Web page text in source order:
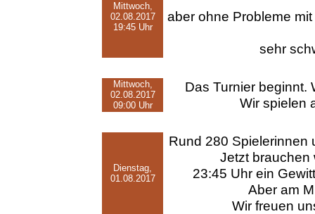
Mittwoch,
02.08.2017
19:45 Uhr
aber ohne Probleme
sehr
Mittwoch,
02.08.2017
09:00 Uhr
Das Turnier beginnt.
Wir spielen
Dienstag,
01.08.2017
Rund 280 Spielerinnen
Jetzt brauchen
23:45 Uhr ein
Aber am
Wir freuen